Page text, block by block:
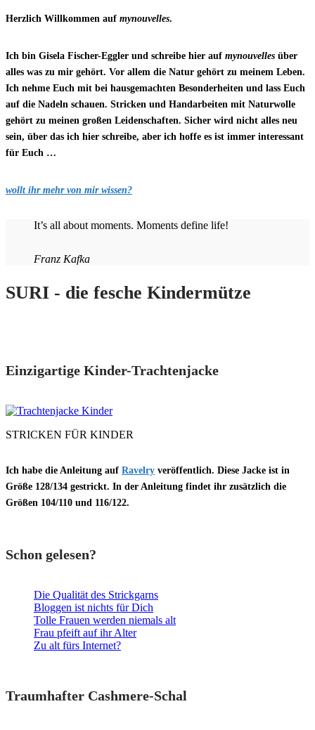
Herzlich Willkommen auf mynouvelles.
Ich bin Gisela Fischer-Eggler und schreibe hier auf mynouvelles über
alles was zu mir gehört. Vor allem die Natur gehört zu meinem Leben.
Ich nehme Euch mit bei hausgemachten Besonderheiten und lass Euch
auf die Nadeln schauen. Stricken und Handarbeiten mit Naturwolle
gehört zu meinen großen Leidenschaften. Sicher wird nicht alles neu
sein, über das ich hier schreibe, aber ich hoffe es ist immer interessant
für Euch …
wollt ihr mehr von mir wissen?
It’s all about moments. Moments define life!
Franz Kafka
SURI - die fesche Kindermütze
Einzigartige Kinder-Trachtenjacke
STRICKEN FÜR KINDER
Ich habe die Anleitung auf Ravelry veröffentlich. Diese Jacke ist in
Größe 128/134 gestrickt. In der Anleitung findet ihr zusätzlich die
Größen 104/110 und 116/122.
Schon gelesen?
Die Qualität des Strickgarns
Bloggen ist nichts für Dich
Tolle Frauen werden niemals alt
Frau pfeift auf ihr Alter
Zu alt fürs Internet?
Traumhafter Cashmere-Schal